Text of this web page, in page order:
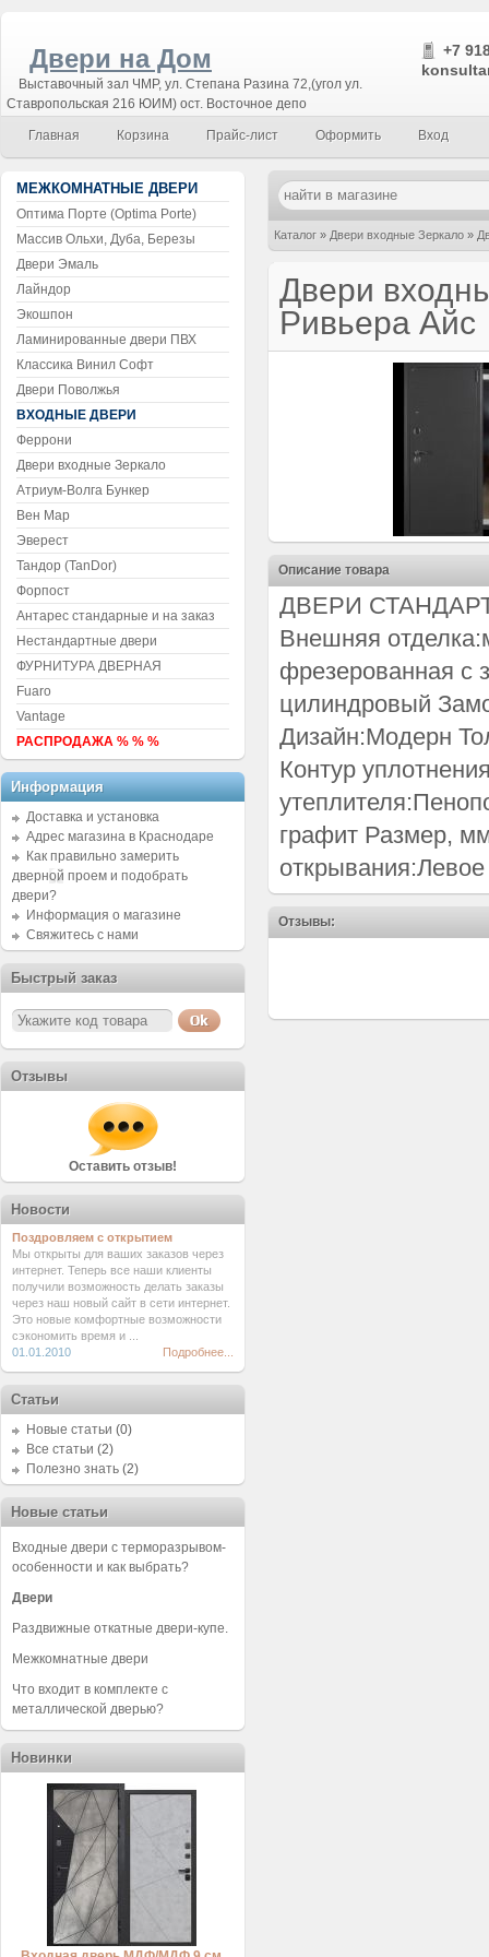
Двери на Дом
Выставочный зал ЧМР, ул. Степана Разина 72,(угол ул.
Ставропольская 216 ЮИМ) ост. Восточное депо
+7
Главная Корзина Прайс-лист Оформить Вход
Каталог » Двери входные Зеркало »
Двери
Ривьера Айс
Описание товара
ДВЕРИ
Внешняя
фрезерованная с
цилиндровый
Дизайн:Модерн
Контур
графит Размер,
Отзывы:
МЕЖКОМНАТНЫЕ ДВЕРИ
Оптима Порте (Optima Porte)
Массив Ольхи, Дуба, Березы
Двери Эмаль
Лайндор
Экошпон
Ламинированные двери ПВХ
Классика Винил Софт
Двери Поволжья
ВХОДНЫЕ ДВЕРИ
Феррони
Двери входные Зеркало
Атриум-Волга Бункер
Вен Мар
Эверест
Тандор (TanDor)
Форпост
Антарес стандарные и на заказ
Нестандартные двери
ФУРНИТУРА ДВЕРНАЯ
Fuaro
Vantage
РАСПРОДАЖА % % %
Информация
Доставка и установка
Адрес магазина в Краснодаре
Как правильно замерить
дверной проем и подобрать
двери?
Информация о магазине
Свяжитесь с нами
Быстрый заказ
Отзывы
Оставить отзыв!
Новости
Поздровляем с открытием
Мы открыты для ваших заказов через
интернет. Теперь все наши клиенты
получили возможность делать заказы
через наш новый сайт в сети интернет.
Это новые комфортные возможности
сэкономить время и ...
01.01.2010
Подробнее...
Статьи
Новые статьи (0)
Все статьи (2)
Полезно знать (2)
Новые статьи
Входные двери с терморазрывом-
особенности и как выбрать?
Двери
Раздвижные откатные двери-купе.
Межкомнатные двери
Что входит в комплекте с
металлической дверью?
Новинки